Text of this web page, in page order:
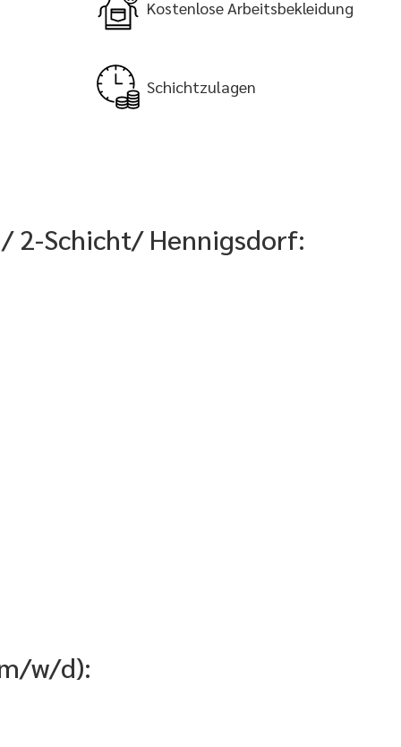
Kostenlose Arbeitsbekleidung
Schichtzulagen
2-Schicht/ Hennigsdorf:
w/d):